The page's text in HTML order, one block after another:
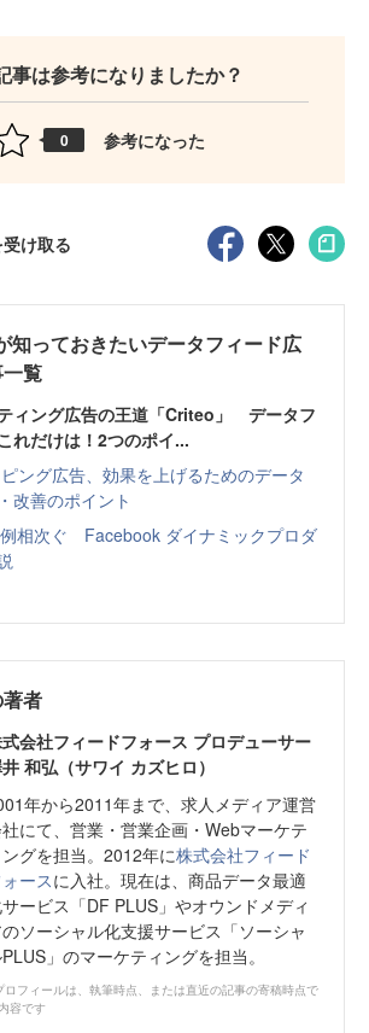
事は参考になりましたか？
0 参考になった
け取る
知っておきたいデータフィード広
覧
ィング広告の王道「Criteo」 データフ
れだけは！2つのポイ...
ング広告、効果を上げるためのデータ
改善のポイント
相次ぐ Facebook ダイナミックプロダ
者
会社フィードフォース プロデューサー
和弘（サワイ カズヒロ）
年から2011年まで、求人メディア運営
にて、営業・営業企画・Webマーケテ
ングを担当。2012年に株式会社フィード
ースに入社。現在は、商品データ最適
ービス「DF PLUS」やオウンドメディ
ソーシャル化支援サービス「ソーシャ
」のマーケティングを担当。
ロフィールは、執筆時点、または直近の記事の寄稿時点で
容です